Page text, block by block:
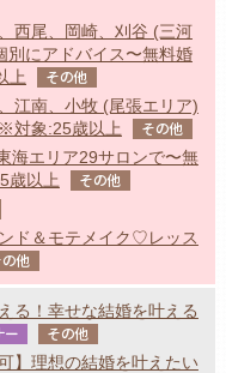
西尾、岡崎、刈谷 (三河
別にアドバイス〜無料婚
上
その他
江南、小牧 (尾張エリア)
対象:25歳以上
その他
海エリア29サロンで〜無
歳以上
その他
ド＆モテメイク♡レッス
他
る！幸せな結婚を叶える
ー その他
】理想の結婚を叶えたい